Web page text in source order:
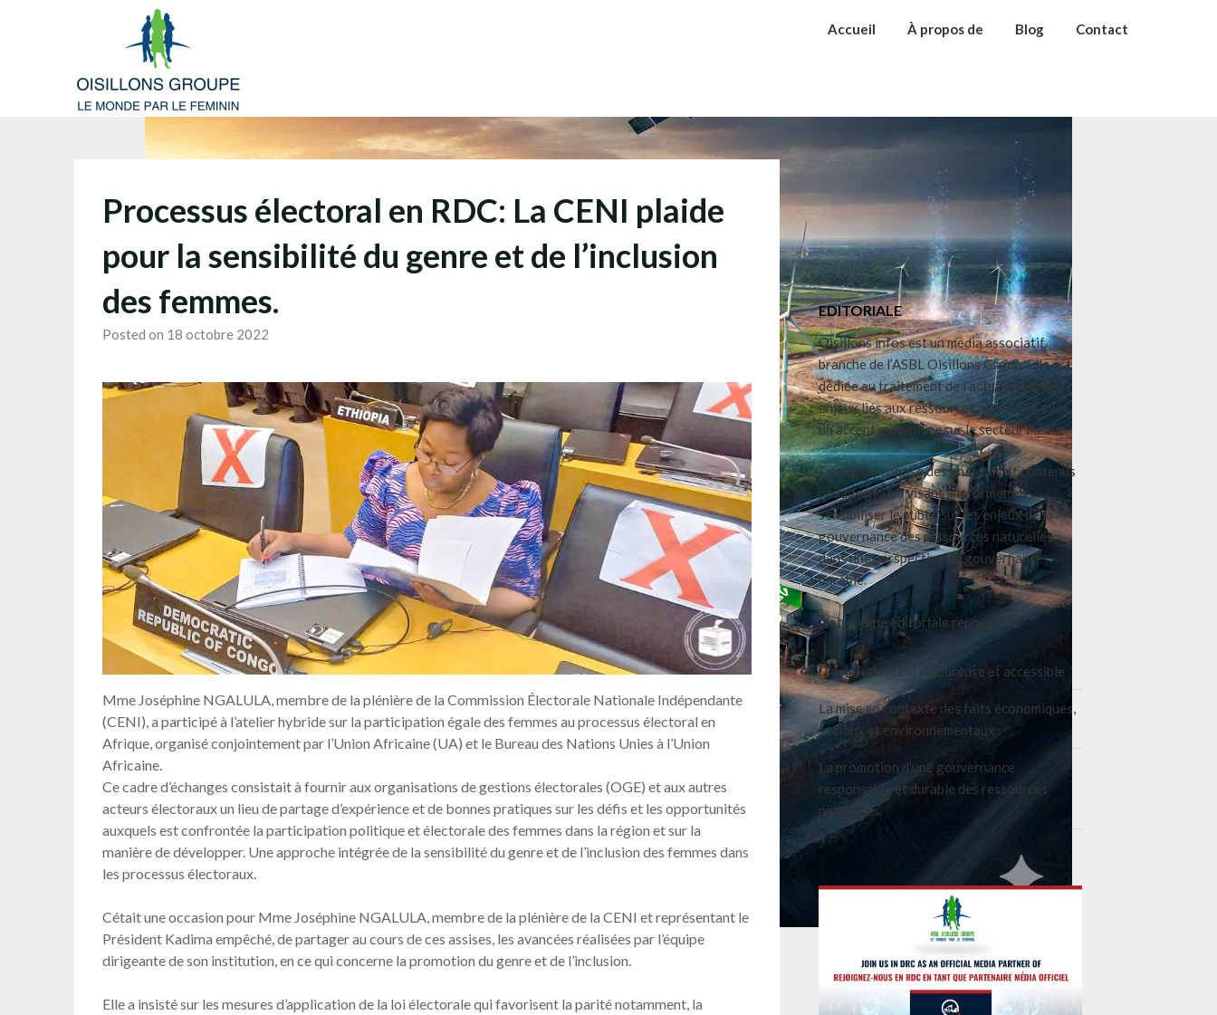
Accueil À propos de Blog Contact
Processus électoral en RDC: La CENI plaide
pour la sensibilité du genre et de l’inclusion
des femmes.
Posted on 18 octobre 2022
Mme Joséphine NGALULA, membre de la plénière de la Commission Électorale Nationale Indépendante
(CENI), a participé à l’atelier hybride sur la participation égale des femmes au processus électoral en
Afrique, organisé conjointement par l’Union Africaine (UA) et le Bureau des Nations Unies à l’Union
Africaine.
Ce cadre d’échanges consistait à fournir aux organisations de gestions électorales (OGE) et aux autres
acteurs électoraux un lieu de partage d’expérience et de bonnes pratiques sur les défis et les opportunités
auxquels est confrontée la participation politique et électorale des femmes dans la région et sur la
manière de développer. Une approche intégrée de la sensibilité du genre et de l’inclusion des femmes dans
les processus électoraux.
Cétait une occasion pour Mme Joséphine NGALULA, membre de la plénière de la CENI et représentant le
Président Kadima empêché, de partager au cours de ces assises, les avancées réalisées par l’équipe
dirigeante de son institution, en ce qui concerne la promotion du genre et de l’inclusion.
Elle a insisté sur les mesures d’application de la loi électorale qui favorisent la parité notamment, la
EDITORIALE
Oisillons infos est un média associatif,
branche de l’ASBL Oisillons Group. Elle est
dédiée au traitement de l’actualité et des
enjeux liés aux ressources naturelles avec
un accent particulier sur le secteur média.
Le média propose des analyses et contenus
pédagogiques visant à informer et
sensibiliser le public sur les enjeux de la
gouvernance des ressources naturelles
dans une perspective de gouvernance
durable.
Notre ligne éditoriale repose sur:
Une information rigoureuse et accessible
La mise en contexte des faits économiques,
sociaux et environnementaux
La promotion d’une gouvernance
responsable et durable des ressources
naturelles.